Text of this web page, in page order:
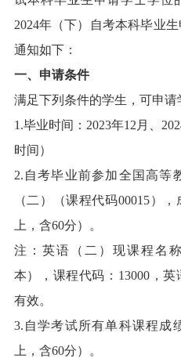
2024年（下）自考本科毕业
通知如下：
一、申请条件
满足下列条件的学生，可申请
1.毕业时间：2023年12月、
时间）
2.自考毕业前参加全国高等
（二）（课程代码00015）
上，含60分）。
注：英语（二）现课程名
本），课程代码：13000，
有效。
3.自学考试所有单科课程成
上，含60分）。